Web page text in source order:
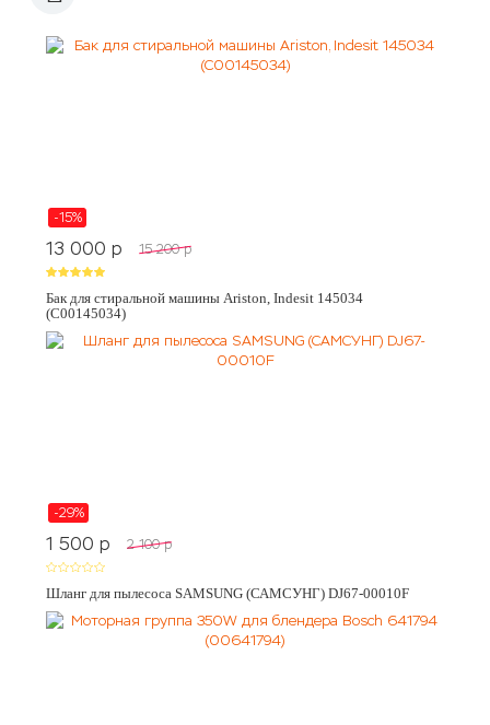
-15%
13 000 p 15 200 p
Бак для стиральной машины Ariston, Indesit 145034
(C00145034)
-29%
1 500 p 2 100 p
Шланг для пылесоса SAMSUNG (САМСУНГ) DJ67-00010F